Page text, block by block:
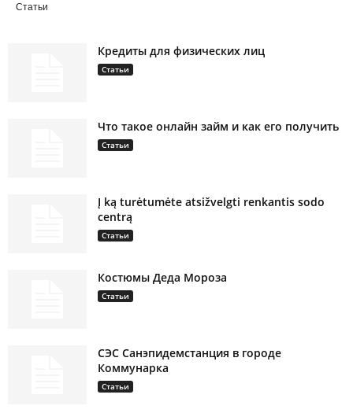
Статьи
Кредиты для физических лиц
Статьи
Что такое онлайн займ и как его получить
Статьи
Į ką turėtumėte atsižvelgti renkantis sodo
centrą
Статьи
Костюмы Деда Мороза
Статьи
СЭС Санэпидемстанция в городе
Коммунарка
Статьи